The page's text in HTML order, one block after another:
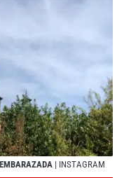
| INSTAGRAM